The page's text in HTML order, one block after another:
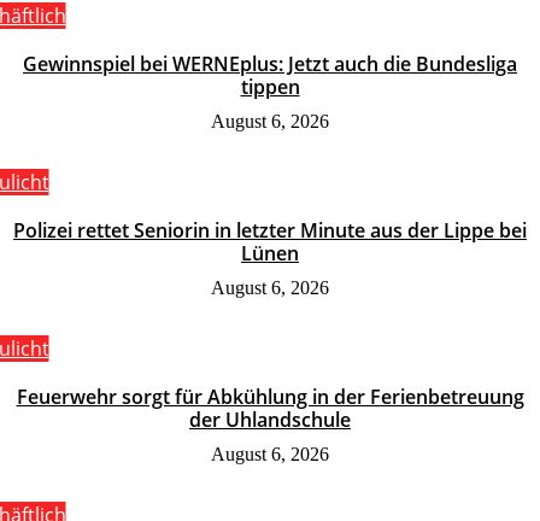
Gewinnspiel bei WERNEplus: Jetzt auch die Bundesliga
tippen
August 6, 2026
Polizei rettet Seniorin in letzter Minute aus der Lippe bei
Lünen
August 6, 2026
Feuerwehr sorgt für Abkühlung in der Ferienbetreuung
der Uhlandschule
August 6, 2026